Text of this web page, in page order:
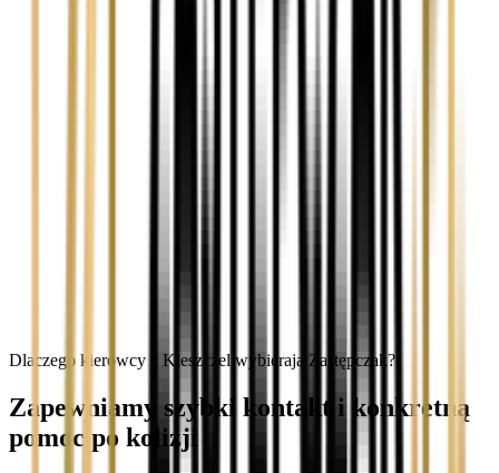
Dlaczego kierowcy z Kleszczel wybierają Zastępczak?
Zapewniamy szybki kontakt i konkretną
pomoc po kolizji